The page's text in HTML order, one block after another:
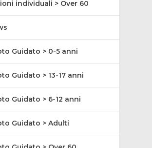
individuali > Over 60
Guidato > 0-5 anni
Guidato > 13-17 anni
Guidato > 6-12 anni
Guidato > Adulti